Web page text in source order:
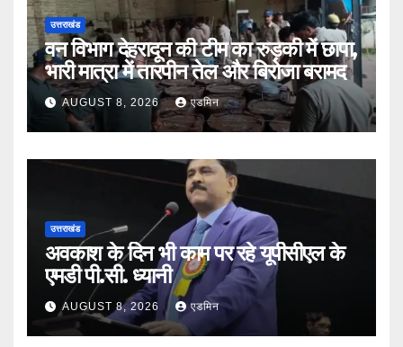
उत्तराखंड
वन विभाग देहरादून की टीम का रुड़की में छापा,
भारी मात्रा में तारपीन तेल और बिरोजा बरामद
AUGUST 8, 2026 एडमिन
उत्तराखंड
अवकाश के दिन भी काम पर रहे यूपीसीएल के
एमडी पी.सी. ध्यानी
AUGUST 8, 2026 एडमिन